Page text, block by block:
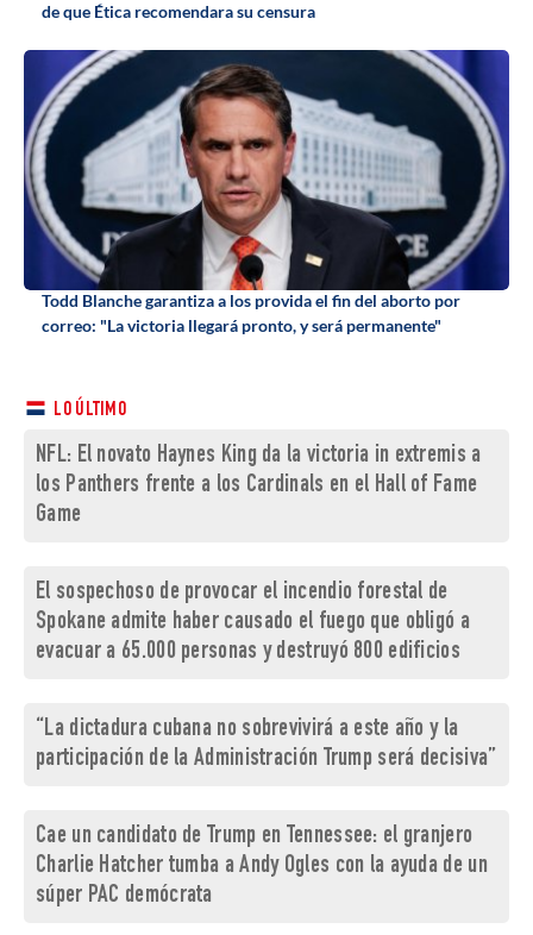
de que Ética recomendara su censura
Todd Blanche garantiza a los provida el fin del aborto por
correo: "La victoria llegará pronto, y será permanente"
LO ÚLTIMO
NFL: El novato Haynes King da la victoria in extremis a
los Panthers frente a los Cardinals en el Hall of Fame
Game
El sospechoso de provocar el incendio forestal de
Spokane admite haber causado el fuego que obligó a
evacuar a 65.000 personas y destruyó 800 edificios
“La dictadura cubana no sobrevivirá a este año y la
participación de la Administración Trump será decisiva”
Cae un candidato de Trump en Tennessee: el granjero
Charlie Hatcher tumba a Andy Ogles con la ayuda de un
súper PAC demócrata